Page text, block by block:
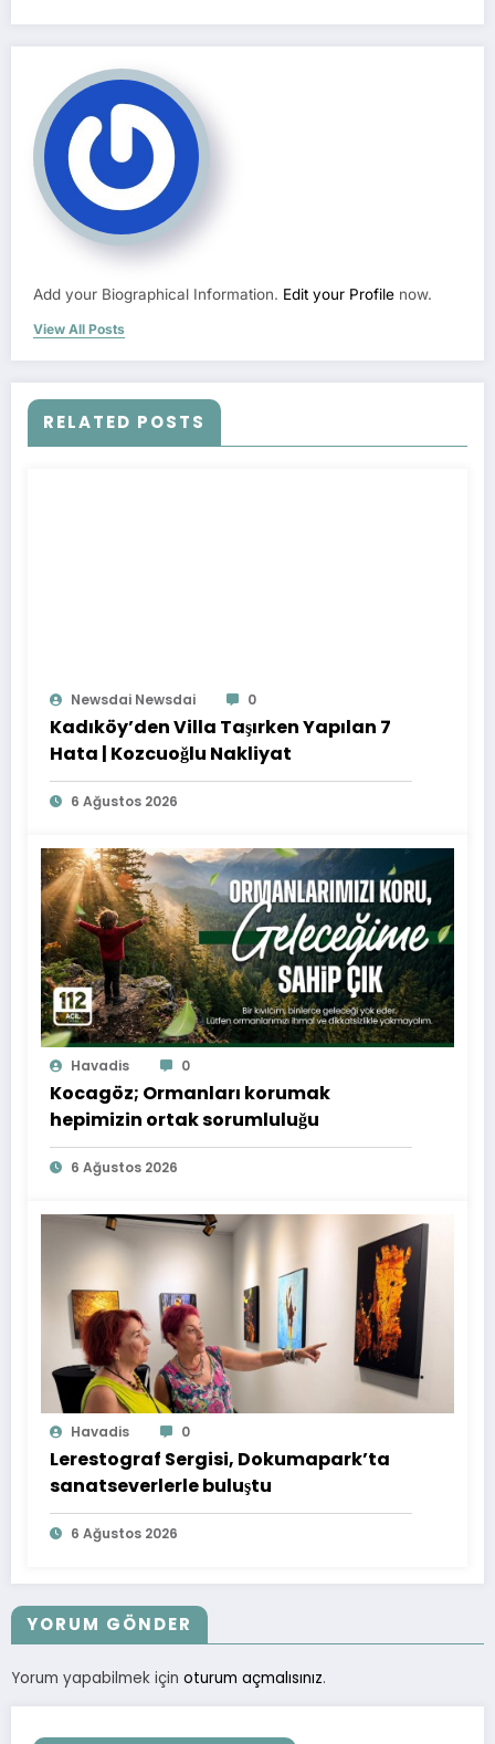
Add your Biographical Information. Edit your Profile now.
View All Posts
RELATED POSTS
Newsdai Newsdai 0
Kadıköy’den Villa Taşırken Yapılan 7
Hata | Kozcuoğlu Nakliyat
6 Ağustos 2026
Havadis 0
Kocagöz; Ormanları korumak
hepimizin ortak sorumluluğu
6 Ağustos 2026
Havadis 0
Lerestograf Sergisi, Dokumapark’ta
sanatseverlerle buluştu
6 Ağustos 2026
YORUM GÖNDER
Yorum yapabilmek için oturum açmalısınız.